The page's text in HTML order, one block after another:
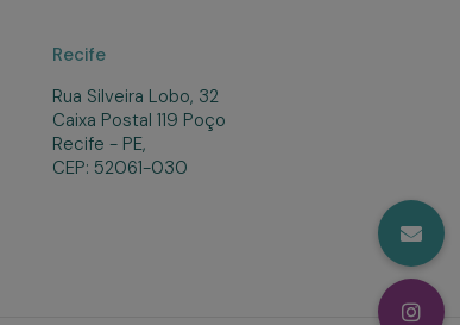
Recife
Rua Silveira Lobo, 32
Caixa Postal 119 Poço
Recife - PE,
CEP: 52061-030